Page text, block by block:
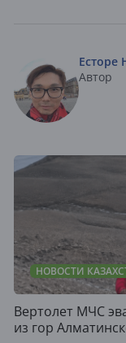
Есторе
Автор
НОВОСТИ
Вертолет МЧС
из гор